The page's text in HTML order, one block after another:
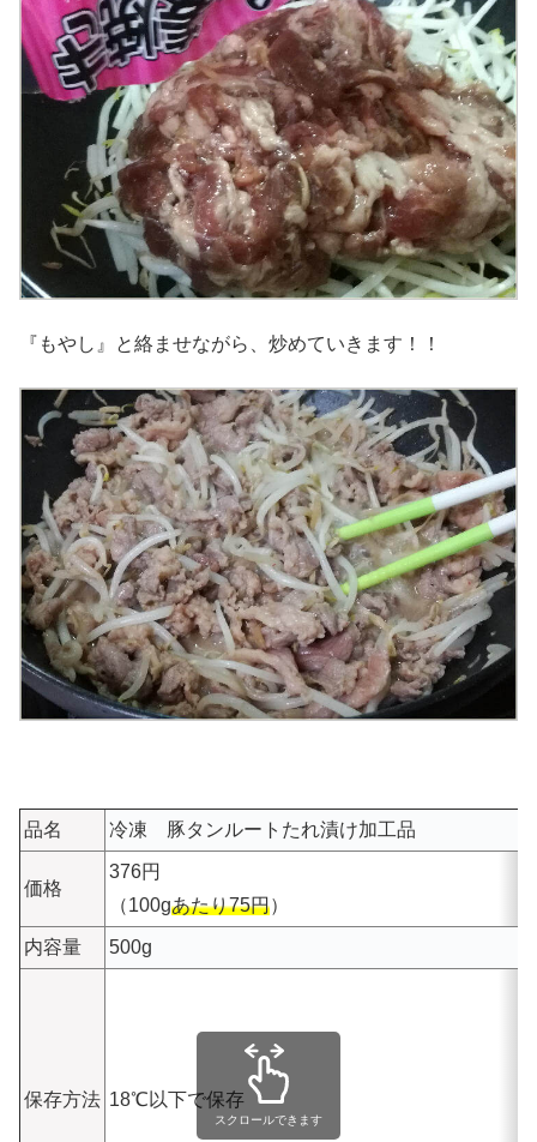
『もやし』と絡ませながら、炒めていきます！！
品名 冷凍 豚タンルートたれ漬け加工品
価格
376円
（100gあたり75円）
内容量 500g
保存方法 18℃以下で保存
スクロールできます